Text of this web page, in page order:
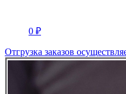
0 ₽
Отгрузка заказов